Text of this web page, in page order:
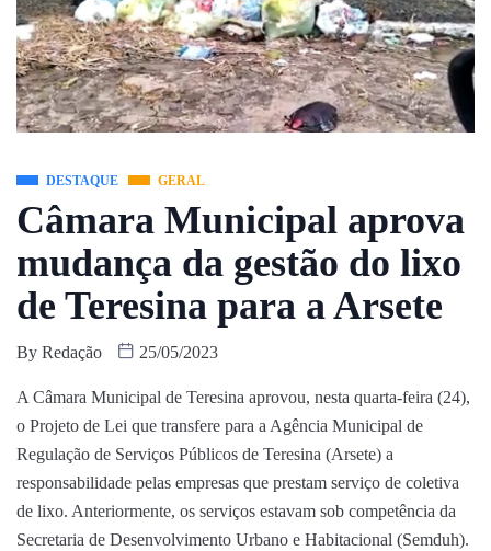
DESTAQUE GERAL
Câmara Municipal aprova
mudança da gestão do lixo
de Teresina para a Arsete
By Redação 25/05/2023
A Câmara Municipal de Teresina aprovou, nesta quarta-feira (24),
o Projeto de Lei que transfere para a Agência Municipal de
Regulação de Serviços Públicos de Teresina (Arsete) a
responsabilidade pelas empresas que prestam serviço de coletiva
de lixo. Anteriormente, os serviços estavam sob competência da
Secretaria de Desenvolvimento Urbano e Habitacional (Semduh).